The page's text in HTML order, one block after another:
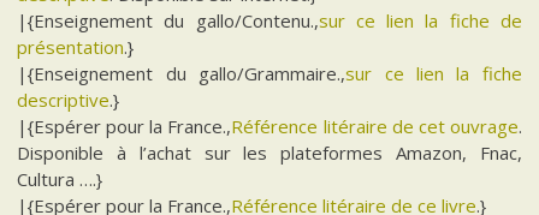
|{Enseignement du gallo/Contenu.,sur ce lien la fiche de
présentation.}
|{Enseignement du gallo/Grammaire.,sur ce lien la fiche
descriptive.}
|{Espérer pour la France.,Référence litéraire de cet ouvrage.
Disponible à l’achat sur les plateformes Amazon, Fnac,
Cultura ….}
|{Espérer pour la France.,Référence litéraire de ce livre.}